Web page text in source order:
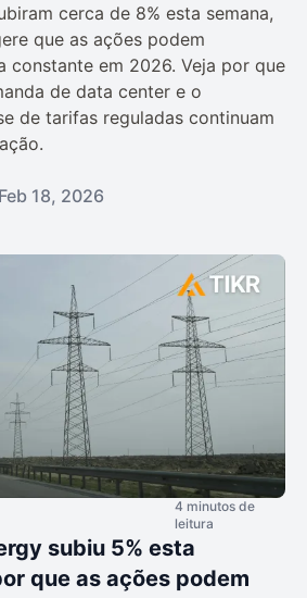
cerca de 8% esta semana,
que as ações podem
constante em 2026. Veja por que
de data center e o
de tarifas reguladas continuam
Feb 18, 2026
4 minutos de
leitura
subiu 5% esta
que as ações podem